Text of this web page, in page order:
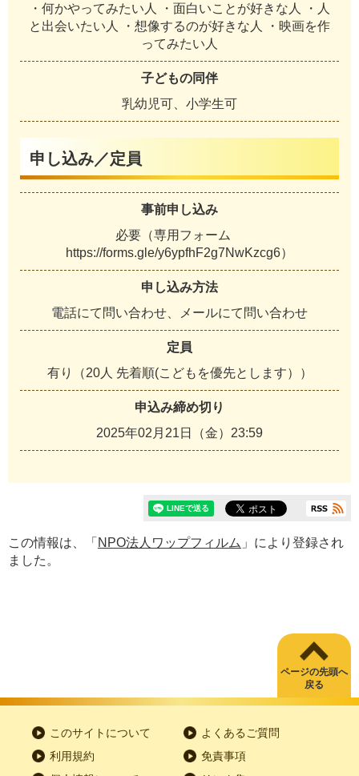
・何かやってみたい人 ・面白いことが好きな人 ・人
と出会いたい人 ・想像するのが好きな人 ・映画を作
ってみたい人
子どもの同伴
乳幼児可、小学生可
申し込み／定員
事前申し込み
必要（専用フォーム
https://forms.gle/y6ypfhF2g7NwKzcg6）
申し込み方法
電話にて問い合わせ、メールにて問い合わせ
定員
有り（20人 先着順(こどもを優先とします））
申込み締め切り
2025年02月21日（金）23:59
この情報は、「 NPO法人ワップフィルム 」により登録され
ました。
ページの先頭へ
戻る
このサイトについて
よくあるご質問
利用規約
免責事項